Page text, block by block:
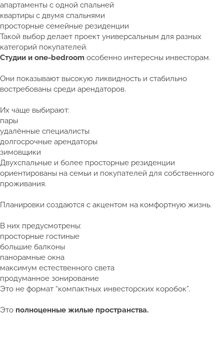
апартаменты с одной спальней
квартиры с двумя спальнями
просторные семейные резиденции
Такой выбор делает проект универсальным для разных
категорий покупателей.
Студии и one-bedroom особенно интересны инвесторам.
Они показывают высокую ликвидность и стабильно
востребованы среди арендаторов.
Их чаще выбирают:
пары
удалённые специалисты
долгосрочные арендаторы
зимовщики
Двухспальные и более просторные резиденции
ориентированы на семьи и покупателей для собственного
проживания.
Планировки создаются с акцентом на комфортную жизнь.
В них предусмотрены:
просторные гостиные
большие балконы
панорамные окна
максимум естественного света
продуманное зонирование
Это не формат “компактных инвесторских коробок”.
Это полноценные жилые пространства.